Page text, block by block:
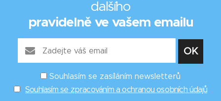
dalšího
pravidelně ve vašem emailu
Souhlasím se zasíláním newsletterů
Souhlasím se zpracováním a ochranou osobních údajů